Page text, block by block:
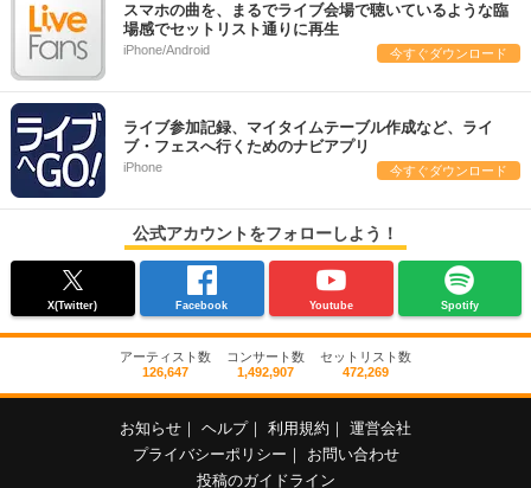
スマホの曲を、まるでライブ会場で聴いているような臨
場感でセットリスト通りに再生
iPhone/Android 今すぐダウンロード
ライブ参加記録、マイタイムテーブル作成など、ライ
ブ・フェスへ行くためのナビアプリ
iPhone 今すぐダウンロード
公式アカウントをフォローしよう！
X(Twitter) Facebook Youtube Spotify
アーティスト数
126,647
コンサート数
1,492,907
セットリスト数
472,269
お知らせ ヘルプ 利用規約
運営会社
プライバシーポリシー
お問い合わせ
投稿のガイドライン